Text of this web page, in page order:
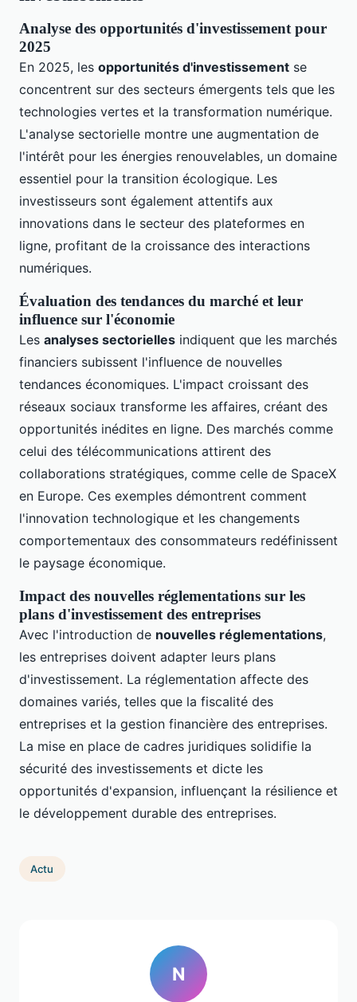
Analyse des opportunités d'investissement pour
2025
En 2025, les opportunités d'investissement se
concentrent sur des secteurs émergents tels que les
technologies vertes et la transformation numérique.
L'analyse sectorielle montre une augmentation de
l'intérêt pour les énergies renouvelables, un domaine
essentiel pour la transition écologique. Les
investisseurs sont également attentifs aux
innovations dans le secteur des plateformes en
ligne, profitant de la croissance des interactions
numériques.
Évaluation des tendances du marché et leur
influence sur l'économie
Les analyses sectorielles indiquent que les marchés
financiers subissent l'influence de nouvelles
tendances économiques. L'impact croissant des
réseaux sociaux transforme les affaires, créant des
opportunités inédites en ligne. Des marchés comme
celui des télécommunications attirent des
collaborations stratégiques, comme celle de SpaceX
en Europe. Ces exemples démontrent comment
l'innovation technologique et les changements
comportementaux des consommateurs redéfinissent
le paysage économique.
Impact des nouvelles réglementations sur les
plans d'investissement des entreprises
Avec l'introduction de nouvelles réglementations,
les entreprises doivent adapter leurs plans
d'investissement. La réglementation affecte des
domaines variés, telles que la fiscalité des
entreprises et la gestion financière des entreprises.
La mise en place de cadres juridiques solidifie la
sécurité des investissements et dicte les
opportunités d'expansion, influençant la résilience et
le développement durable des entreprises.
Actu
N